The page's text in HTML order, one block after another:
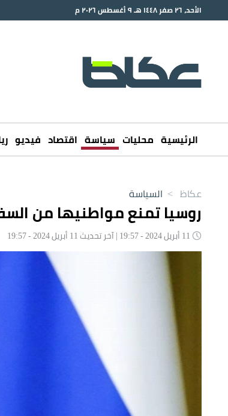
الأحد، ٢٦ صفر ١٤٤٨ هـ ٩ أغسطس ٢٠٢٦ م
الرئيسية محليات سياسة اقتصاد فيديو
عكاظ > السياسة
روسيا تمنع مواطنيها من